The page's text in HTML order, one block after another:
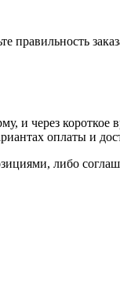
правильность
и через короткое
оплаты и
либо